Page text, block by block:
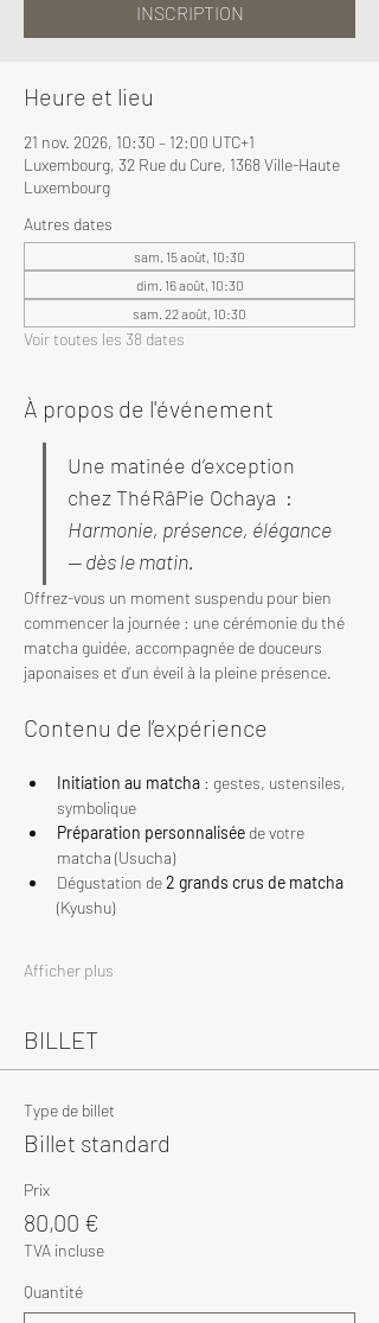
INSCRIPTION
Heure et lieu
21 nov. 2026, 10:30 – 12:00 UTC+1
Luxembourg, 32 Rue du Cure, 1368 Ville-Haute
Luxembourg
Autres dates
sam. 15 août, 10:30
dim. 16 août, 10:30
sam. 22 août, 10:30
Voir toutes les 38 dates
À propos de l'événement
Une matinée d’exception
chez ThéRâPie Ochaya  :
Harmonie, présence, élégance
— dès le matin.
Offrez-vous un moment suspendu pour bien
commencer la journée : une cérémonie du thé
matcha guidée, accompagnée de douceurs
japonaises et d’un éveil à la pleine présence.
Contenu de l’expérience
Initiation au matcha : gestes, ustensiles,
symbolique
Préparation personnalisée de votre
matcha (Usucha)
Dégustation de 2 grands crus de matcha
(Kyushu)
Afficher plus
BILLET
Type de billet
Billet standard
Prix
80,00 €
TVA incluse
Quantité